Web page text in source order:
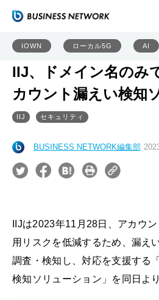
IOWN ローカル5G AI
IIJ、ドメイン名のみ
カウント漏えい検知
IIJ セキュリティ
BUSINESS NETWORK編集部
IIJは2023年11月28日、アカウ
用リスクを低減するため、漏え
調査・検知し、対応を支援する
検知ソリューション」を同日よ